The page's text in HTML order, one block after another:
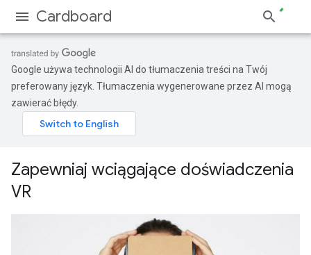
Cardboard
Google używa technologii AI do tłumaczenia treści na Twój
preferowany język. Tłumaczenia wygenerowane przez AI mogą
zawierać błędy.
Zapewniaj wciągające doświadczenia
VR